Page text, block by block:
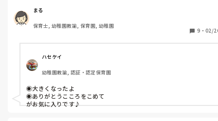
まる
保育士, 幼稚園教諭, 保育園, 幼稚園
9 ・ 02/
ハセケイ
幼稚園教諭, 認証・認定保育園
◉大きくなったよ
◉ありがとうこころをこめて
がお気に入りです♪